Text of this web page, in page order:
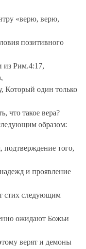
«верю, верю,
позитивного
из Рим.4:17,
Который один только
что такое вера?
образом:
подтверждение того,
и проявление
стих следующим
ожидают Божьи
верят и демоны